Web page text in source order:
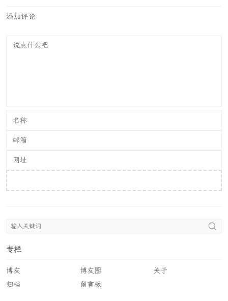
添加评论
专栏
博友 博友圈
关于
归档
留言板